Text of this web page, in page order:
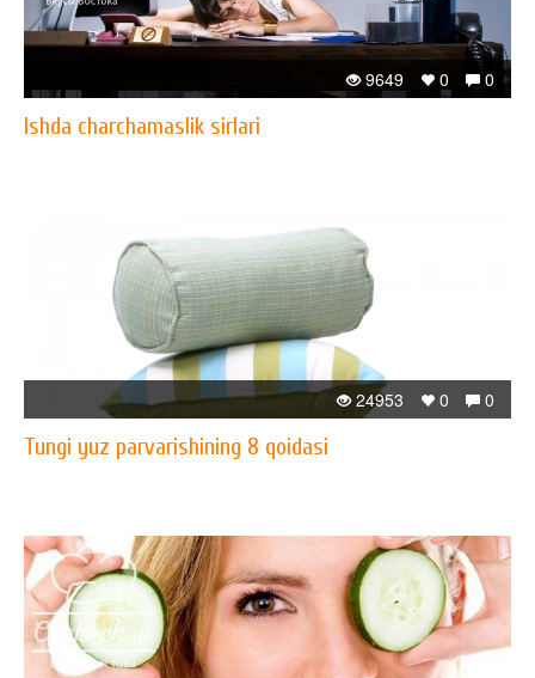
0
0
9649
Ishda charchamaslik sirlari
0
0
24953
Tungi yuz parvarishining 8 qoidasi